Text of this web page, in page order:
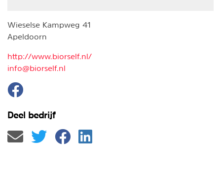
Wieselse Kampweg 41
Apeldoorn
http://www.biorself.nl/
info@biorself.nl
Deel bedrijf